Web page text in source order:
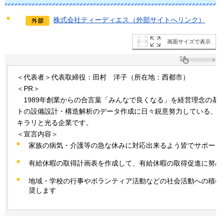
株式会社ティーディエス（外部サイトへリンク）
画面サイズで表示
＜代表者＞代表取締役：田村 洋子（所在地：西都市）
＜PR＞
1989年創業からの合言葉「みんなで良くなる」を経営理念の
トの設備設計・構造解析のデータ作成に日々鋭意努力している、
キラリと光る企業です。
＜宣言内容＞
家族の病気・介護等の急な休みに対応出来るよう皆でサポー
有給休暇の取得計画表を作成して、有給休暇の取得促進に努
地域・学校の行事やボランティア活動などの社会活動への積
奨します